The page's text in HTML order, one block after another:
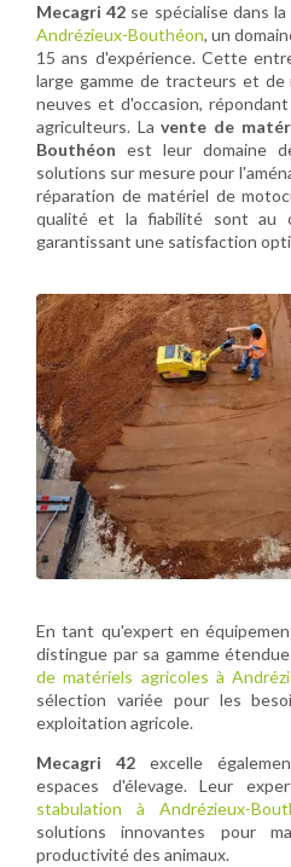
Mecagri 42 se spécialise dans la
Andrézieux-Bouthéon, un
15 ans d'expérience. Cette
large gamme de tracteurs et de
neuves et d'occasion,
agriculteurs. Lavente de
Bouthéon est leur domaine
solutions sur mesure pour
réparation de matériel de
qualité et la fiabilité sont au
garantissant une satisfaction
En tant qu'expert en
distingue par sa gamme
de matériels agricoles à
sélection variée pour les
exploitation agricole.
Mecagri 42excelle
espaces d'élevage. Leur
stabulation à Andrézieux-
solutions innovantes pour
productivité des animaux.